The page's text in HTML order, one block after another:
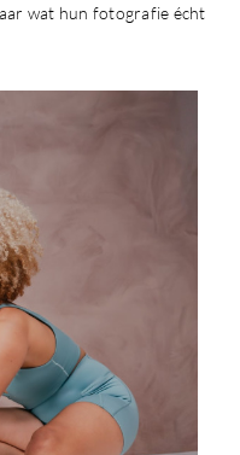
wat hun fotografie écht